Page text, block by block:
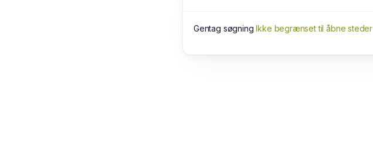
Gentag søgningIkke begrænset til åbne steder